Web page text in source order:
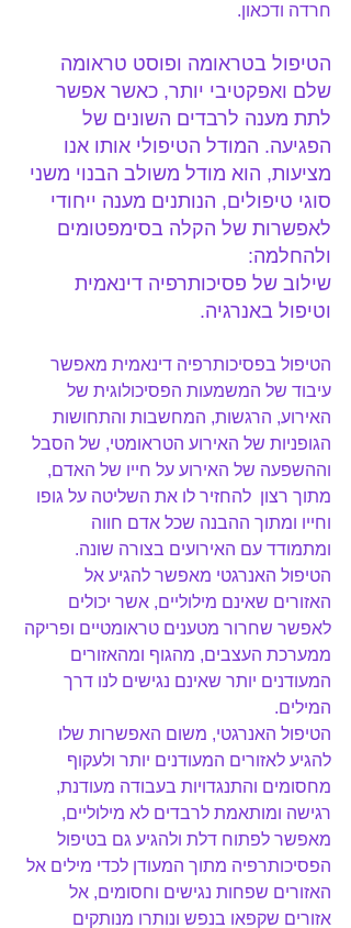
חרדה ודכאון.
הטיפול בטראומה ופוסט טראומה
שלם ואפקטיבי יותר, כאשר אפשר
לתת מענה לרבדים השונים של
הפגיעה. המודל הטיפולי אותו אנו
מציעות, הוא מודל משולב הבנוי משני
סוגי טיפולים, הנותנים מענה ייחודי
לאפשרות של הקלה בסימפטומים
ולהחלמה:
שילוב של פסיכותרפיה דינאמית
וטיפול באנרגיה.
הטיפול בפסיכותרפיה דינאמית מאפשר
עיבוד של המשמעות הפסיכולוגית של
האירוע, הרגשות, המחשבות והתחושות
הגופניות של האירוע הטראומטי, של הסבל
וההשפעה של האירוע על חייו של האדם,
מתוך רצון  להחזיר לו את השליטה על גופו
וחייו ומתוך ההבנה שכל אדם חווה
ומתמודד עם האירועים בצורה שונה.
הטיפול האנרגטי מאפשר להגיע אל
האזורים שאינם מילוליים, אשר יכולים
לאפשר שחרור מטענים טראומטיים ופריקה
ממערכת העצבים, מהגוף ומהאזורים
המעודנים יותר שאינם נגישים לנו דרך
המילים.
הטיפול האנרגטי, משום האפשרות שלו
להגיע לאזורים המעודנים יותר ולעקוף
מחסומים והתנגדויות בעבודה מעודנת,
רגישה ומותאמת לרבדים לא מילוליים,
מאפשר לפתוח דלת ולהגיע גם בטיפול
הפסיכותרפיה מתוך המעודן לכדי מילים אל
האזורים שפחות נגישים וחסומים, אל
אזורים שקפאו בנפש ונותרו מנותקים